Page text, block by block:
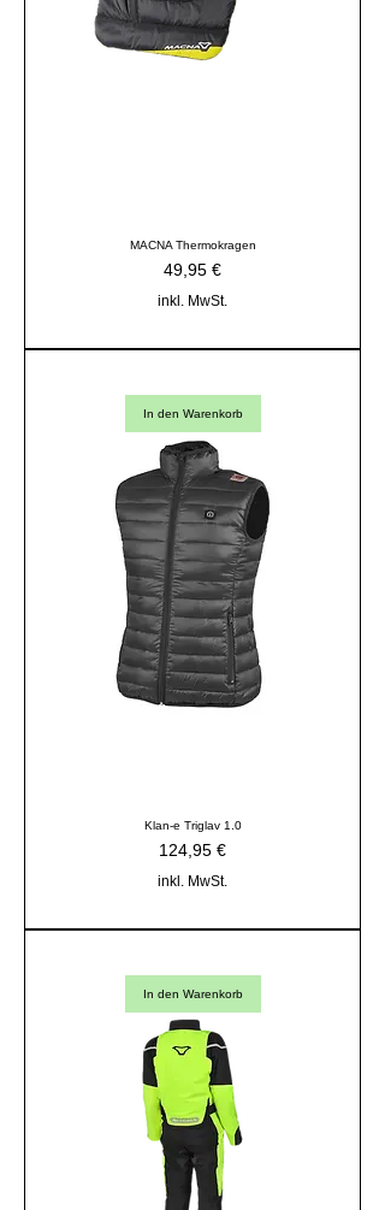
MACNA Thermokragen
Preis
49,95 €
inkl. MwSt.
In den Warenkorb
Klan-e Triglav 1.0
Preis
124,95 €
inkl. MwSt.
In den Warenkorb